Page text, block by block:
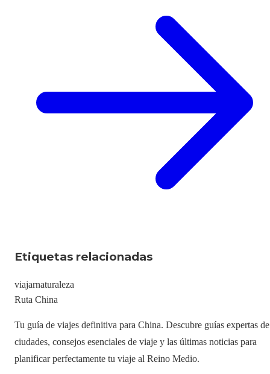
Etiquetas relacionadas
viajarnaturaleza
Ruta China
Tu guía de viajes definitiva para China. Descubre guías expertas de
ciudades, consejos esenciales de viaje y las últimas noticias para
planificar perfectamente tu viaje al Reino Medio.